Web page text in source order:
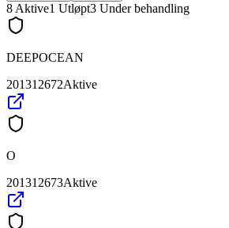
8 Aktive1 Utløpt3 Under behandling
DEEPOCEAN
201312672Aktive
O
201312673Aktive